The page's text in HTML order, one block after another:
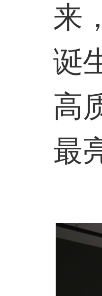
来
诞
高
最